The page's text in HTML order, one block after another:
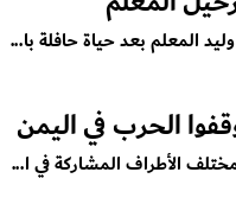
المعلم بعد حياة حافلة با...
الحرب في اليمن